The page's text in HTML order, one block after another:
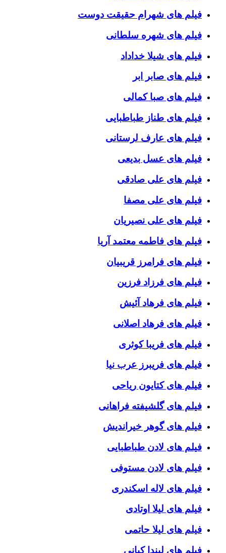
فیلم های شهرام حقیقت دوست
فیلم های شهره سلطانی
فیلم های شیلا خداداد
فیلم های صابر ابر
فیلم های صبا کمالی
فیلم های طناز طباطبایی
فیلم های عارف لرستانی
فیلم های عسل بدیعی
فیلم های علی صادقی
فیلم های علی مصفا
فیلم های علی نصیریان
فیلم های فاطمه معتمد آریا
فیلم های فرامرز قریبیان
فیلم های فرزاد فرزین
فیلم های فرهاد آئیش
فیلم های فرهاد اصلانی
فیلم های فریبا کوثری
فیلم های فریبرز عرب نیا
فیلم های کتایون ریاحی
فیلم های گلشیفته فراهانی
فیلم های گوهر خیراندیش
فیلم های لادن طباطبایی
فیلم های لادن مستوفی
فیلم های لاله اسکندری
فیلم های لیلا اوتادی
فیلم های لیلا حاتمی
فیلم های لیندا کیانی